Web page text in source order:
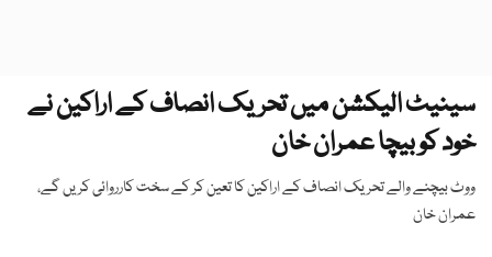
سینیٹ الیکشن میں تحریک انصاف کے اراکین نے
خود کو بیچا عمران خان
ووٹ بیچنے والے تحریک انصاف کے اراکین کا تعین کر کے سخت کارروائی کریں گے،
عمران خان